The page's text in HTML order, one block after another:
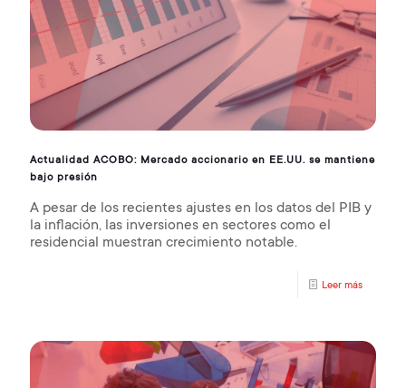
Actualidad ACOBO: Mercado accionario en EE.UU. se mantiene
bajo presión
A pesar de los recientes ajustes en los datos del PIB y
la inflación, las inversiones en sectores como el
residencial muestran crecimiento notable.
Leer más